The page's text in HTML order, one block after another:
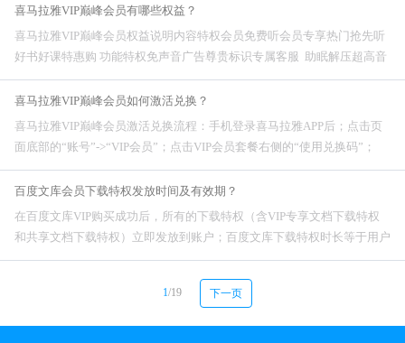
点单独购买。
喜马拉雅VIP巅峰会员有哪些权益？
喜马拉雅VIP巅峰会员权益说明内容特权会员免费听会员专享热门抢先听
好书好课特惠购 功能特权免声音广告尊贵标识专属客服 助眠解压超高音
质炫彩弹幕&nb
喜马拉雅VIP巅峰会员如何激活兑换？
喜马拉雅VIP巅峰会员激活兑换流程：手机登录喜马拉雅APP后；点击页
面底部的“账号”->“VIP会员”；点击VIP会员套餐右侧的“使用兑换码”；
百度文库会员下载特权发放时间及有效期？
在百度文库VIP购买成功后，所有的下载特权（含VIP专享文档下载特权
和共享文档下载特权）立即发放到账户；百度文库下载特权时长等于用户
购买百度文库VIP商品时长，有效期从购买日开始计算。
1/19 下一页